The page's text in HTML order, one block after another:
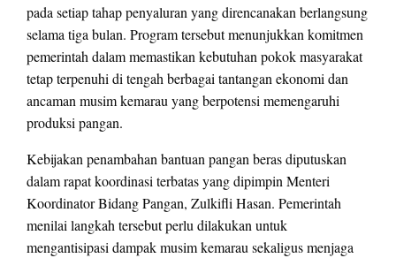
pada setiap tahap penyaluran yang direncanakan berlangsung
selama tiga bulan. Program tersebut menunjukkan komitmen
pemerintah dalam memastikan kebutuhan pokok masyarakat
tetap terpenuhi di tengah berbagai tantangan ekonomi dan
ancaman musim kemarau yang berpotensi memengaruhi
produksi pangan.
Kebijakan penambahan bantuan pangan beras diputuskan
dalam rapat koordinasi terbatas yang dipimpin Menteri
Koordinator Bidang Pangan, Zulkifli Hasan. Pemerintah
menilai langkah tersebut perlu dilakukan untuk
mengantisipasi dampak musim kemarau sekaligus menjaga